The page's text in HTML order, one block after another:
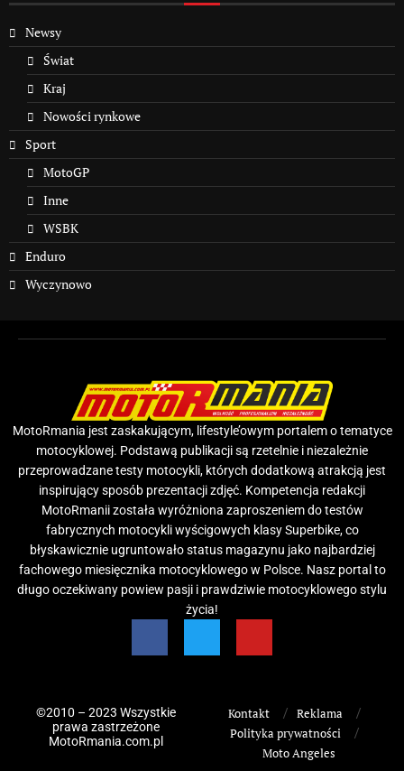
Newsy
Świat
Kraj
Nowości rynkowe
Sport
MotoGP
Inne
WSBK
Enduro
Wyczynowo
MotoRmania jest zaskakującym, lifestyle’owym portalem o tematyce
motocyklowej. Podstawą publikacji są rzetelnie i niezależnie
przeprowadzane testy motocykli, których dodatkową atrakcją jest
inspirujący sposób prezentacji zdjęć. Kompetencja redakcji
MotoRmanii została wyróżniona zaproszeniem do testów
fabrycznych motocykli wyścigowych klasy Superbike, co
błyskawicznie ugruntowało status magazynu jako najbardziej
fachowego miesięcznika motocyklowego w Polsce. Nasz portal to
długo oczekiwany powiew pasji i prawdziwie motocyklowego stylu
życia!
©2010 – 2023 Wszystkie
prawa zastrzeżone
MotoRmania.com.pl
Kontakt
Reklama
Polityka prywatności
Moto Angeles